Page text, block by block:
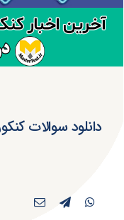
دانلود سوالات